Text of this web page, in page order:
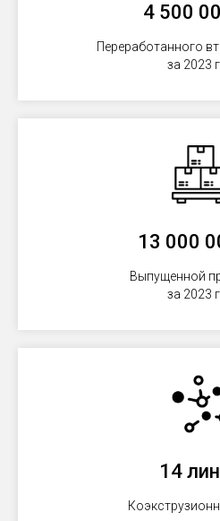
4 500
Переработанного
за 2023
13 000
Выпущенной
за 2023
14